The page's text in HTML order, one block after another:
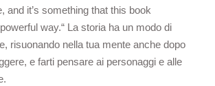
and it’s something that this book
way.“ La storia ha un modo di
risuonando nella tua mente anche dopo
e farti pensare ai personaggi e alle